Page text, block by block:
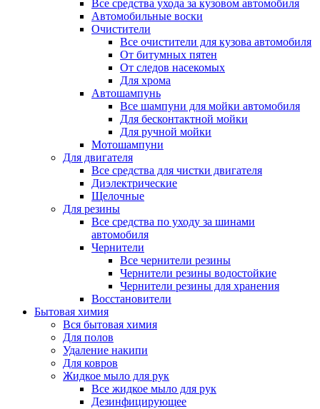
Все средства ухода за кузовом автомобиля
Автомобильные воски
Очистители
Все очистители для кузова автомобиля
От битумных пятен
От следов насекомых
Для хрома
Автошампунь
Все шампуни для мойки автомобиля
Для бесконтактной мойки
Для ручной мойки
Мотошампуни
Для двигателя
Все средства для чистки двигателя
Диэлектрические
Щелочные
Для резины
Все средства по уходу за шинами
автомобиля
Чернители
Все чернители резины
Чернители резины водостойкие
Чернители резины для хранения
Восстановители
Бытовая химия
Вся бытовая химия
Для полов
Удаление накипи
Для ковров
Жидкое мыло для рук
Все жидкое мыло для рук
Дезинфицирующее